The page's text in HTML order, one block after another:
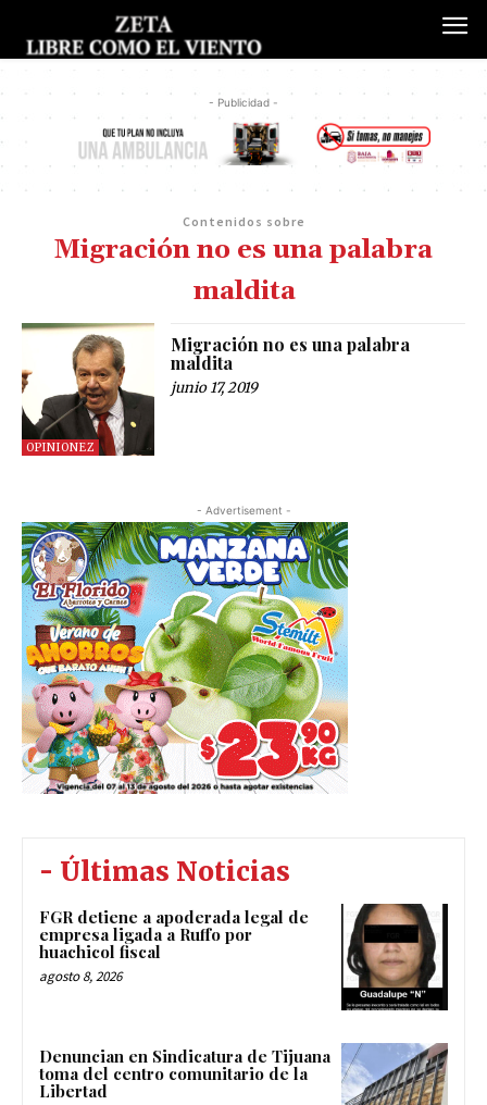
- Publicidad -
Contenidos sobre
Migración no es una palabra
maldita
OPINIONEZ
Migración no es una palabra
maldita
junio 17, 2019
- Advertisement -
- Últimas Noticias
FGR detiene a apoderada legal de
empresa ligada a Ruffo por
huachicol fiscal
agosto 8, 2026
Denuncian en Sindicatura de Tijuana
toma del centro comunitario de la
Libertad